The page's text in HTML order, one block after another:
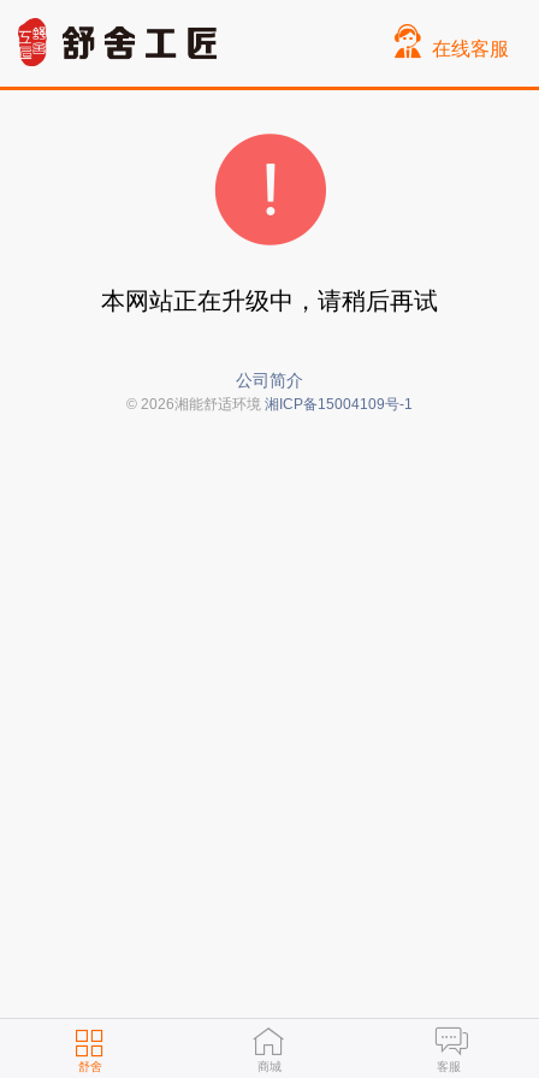
舒舍 商城 客服
在线客服
本网站正在升级中，请稍后再试
公司简介
© 2026湘能舒适环境 湘ICP备15004109号-1